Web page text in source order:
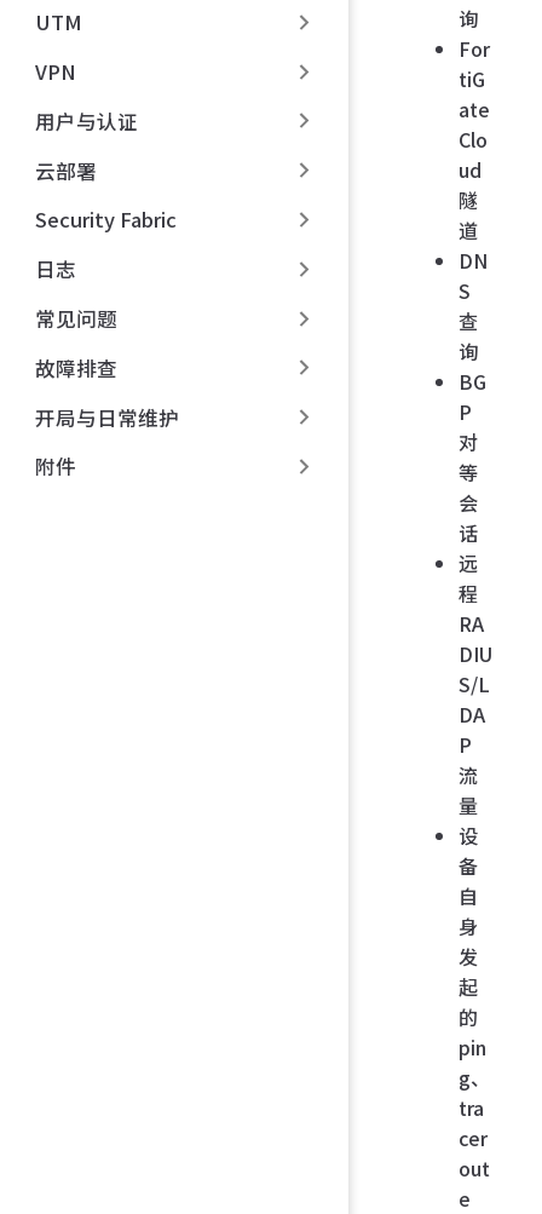
UTM
VPN
用户与认证
云部署
Security Fabric
日志
常见问题
故障排查
开局与日常维护
附件
询
For
tiG
ate
Clo
ud
隧
道
DN
S
查
询
BG
P
对
等
会
话
远
程
RA
DIU
S/L
DA
P
流
量
设
备
自
身
发
起
的
pin
g、
tra
cer
out
e